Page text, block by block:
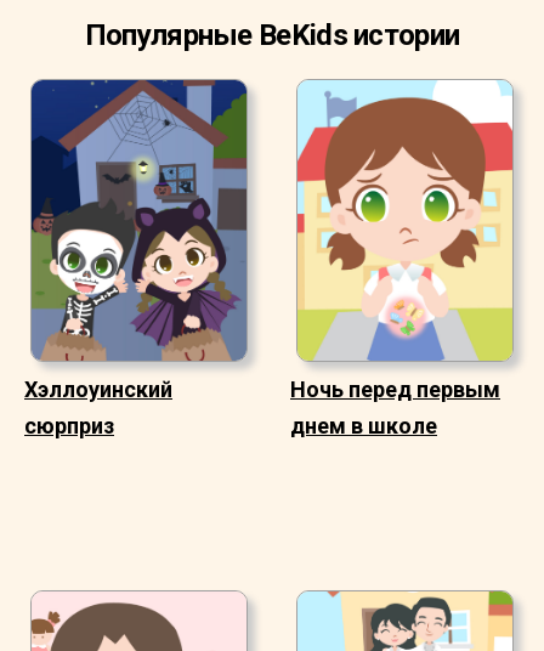
Популярные BeKids истории
Хэллоуинский
сюрприз
Ночь перед первым
днем в школе